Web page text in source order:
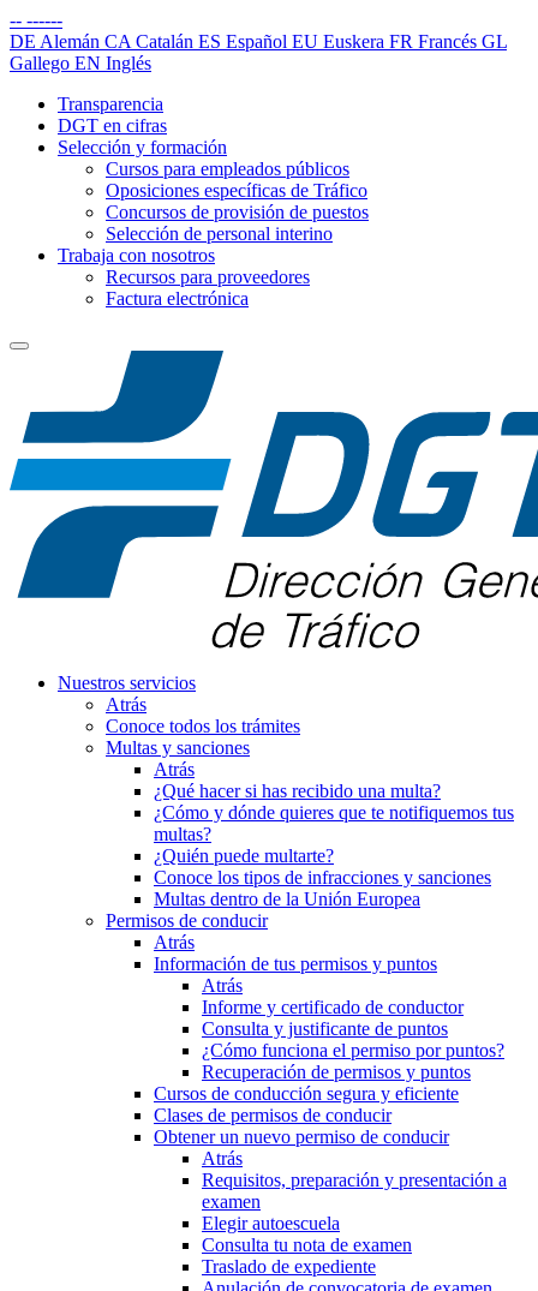
-- ------
DE Alemán CA Catalán ES Español EU Euskera FR Francés GL
Gallego EN Inglés
Transparencia
DGT en cifras
Selección y formación
Cursos para empleados públicos
Oposiciones específicas de Tráfico
Concursos de provisión de puestos
Selección de personal interino
Trabaja con nosotros
Recursos para proveedores
Factura electrónica
Nuestros servicios
Atrás
Conoce todos los trámites
Multas y sanciones
Atrás
¿Qué hacer si has recibido una multa?
¿Cómo y dónde quieres que te notifiquemos tus
multas?
¿Quién puede multarte?
Conoce los tipos de infracciones y sanciones
Multas dentro de la Unión Europea
Permisos de conducir
Atrás
Información de tus permisos y puntos
Atrás
Informe y certificado de conductor
Consulta y justificante de puntos
¿Cómo funciona el permiso por puntos?
Recuperación de permisos y puntos
Cursos de conducción segura y eficiente
Clases de permisos de conducir
Obtener un nuevo permiso de conducir
Atrás
Requisitos, preparación y presentación a
examen
Elegir autoescuela
Consulta tu nota de examen
Traslado de expediente